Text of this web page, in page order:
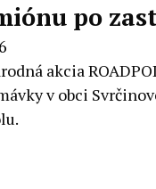
po
akcia
v obci